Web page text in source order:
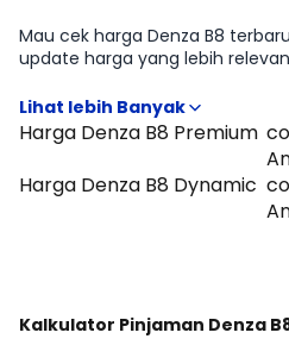
Mau cek harga Denza B8
update harga yang lebih
perbedaan harga antar tipe
Dynamic. Cocok untuk kamu
positioning Denza B8 di
membandingkan fitur atau
cicilan.
Harga Denza B8 Premium
Harga Denza B8 Dynamic
Kalkulator Pinjaman Denza